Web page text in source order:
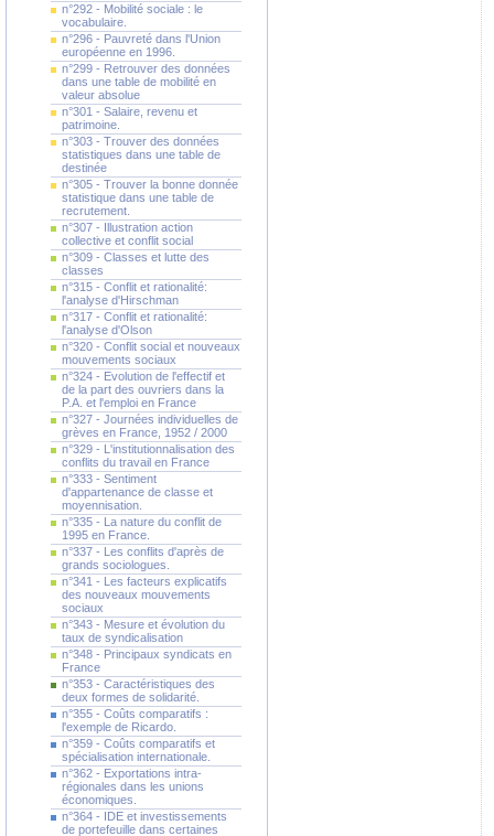
n°292 - Mobilité sociale : le
vocabulaire.
n°296 - Pauvreté dans l'Union
européenne en 1996.
n°299 - Retrouver des données
dans une table de mobilité en
valeur absolue
n°301 - Salaire, revenu et
patrimoine.
n°303 - Trouver des données
statistiques dans une table de
destinée
n°305 - Trouver la bonne donnée
statistique dans une table de
recrutement.
n°307 - Illustration action
collective et conflit social
n°309 - Classes et lutte des
classes
n°315 - Conflit et rationalité:
l'analyse d'Hirschman
n°317 - Conflit et rationalité:
l'analyse d'Olson
n°320 - Conflit social et nouveaux
mouvements sociaux
n°324 - Evolution de l'effectif et
de la part des ouvriers dans la
P.A. et l'emploi en France
n°327 - Journées individuelles de
grèves en France, 1952 / 2000
n°329 - L'institutionnalisation des
conflits du travail en France
n°333 - Sentiment
d'appartenance de classe et
moyennisation.
n°335 - La nature du conflit de
1995 en France.
n°337 - Les conflits d'après de
grands sociologues.
n°341 - Les facteurs explicatifs
des nouveaux mouvements
sociaux
n°343 - Mesure et évolution du
taux de syndicalisation
n°348 - Principaux syndicats en
France
n°353 - Caractéristiques des
deux formes de solidarité.
n°355 - Coûts comparatifs :
l'exemple de Ricardo.
n°359 - Coûts comparatifs et
spécialisation internationale.
n°362 - Exportations intra-
régionales dans les unions
économiques.
n°364 - IDE et investissements
de portefeuille dans certaines